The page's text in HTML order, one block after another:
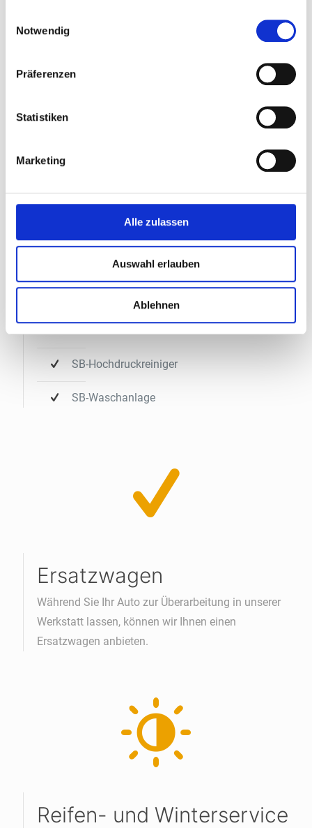
Notwendig
Präferenzen
Statistiken
Marketing
Alle zulassen
Auswahl erlauben
Ablehnen
Wagenpflege
Tankstelle
SB-Hochdruckreiniger
SB-Waschanlage
Ersatzwagen
Während Sie Ihr Auto zur Überarbeitung in unserer
Werkstatt lassen, können wir Ihnen einen
Ersatzwagen anbieten.
Reifen- und Winterservice